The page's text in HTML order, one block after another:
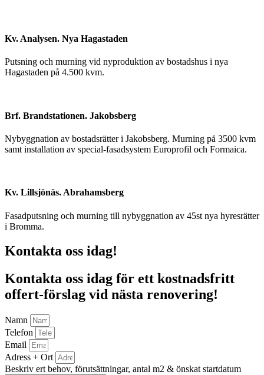
Kv. Analysen. Nya Hagastaden
Putsning och murning vid nyproduktion av bostadshus i nya
Hagastaden på 4.500 kvm.
Brf. Brandstationen. Jakobsberg
Nybyggnation av bostadsrätter i Jakobsberg. Murning på 3500 kvm
samt installation av special-fasadsystem Europrofil och Formaica.
Kv. Lillsjönäs. Abrahamsberg
Fasadputsning och murning till nybyggnation av 45st nya hyresrätter
i Bromma.
Kontakta oss idag!
Kontakta oss idag för ett kostnadsfritt
offert-förslag vid nästa renovering!
Namn
Telefon
Email
Adress + Ort
Beskriv ert behov, förutsättningar, antal m2 & önskat startdatum